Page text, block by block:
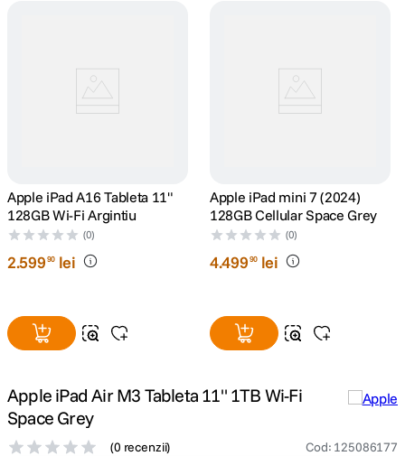
9. dji mic mini
10 . dji osmo pocket 4
Apple iPad A16 Tableta 11"
128GB Wi-Fi Argintiu
(0)
2.59990 lei
Apple iPad mini 7 (2024)
128GB Cellular Space Grey
(0)
4.49990 lei
Apple iPad Air M3 Tableta 11" 1TB Wi-Fi
Space Grey
(0 recenzii) Cod: 125086177